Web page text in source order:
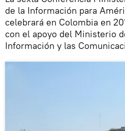
de la Información para
celebrará en Colombia en
con el apoyo del Ministerio
Información y las